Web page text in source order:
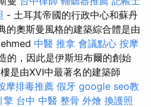
- 土耳其帝國的行政中心和蘇丹
的奧斯曼風格的建築綜合體是由
中醫 推拿 會議點心 按摩
的，因此是伊斯坦布爾的創始
是由XVI中最著名的建築師
摩排毒推薦 假牙 google seo教
擎 台中 中醫 整骨 外燴 換護照